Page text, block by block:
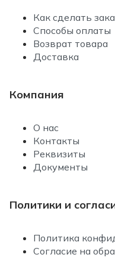
Как сделать
Способы оплаты
Возврат товара
Доставка
Компания
О нас
Контакты
Реквизиты
Документы
Политики и
Политика
Согласие на